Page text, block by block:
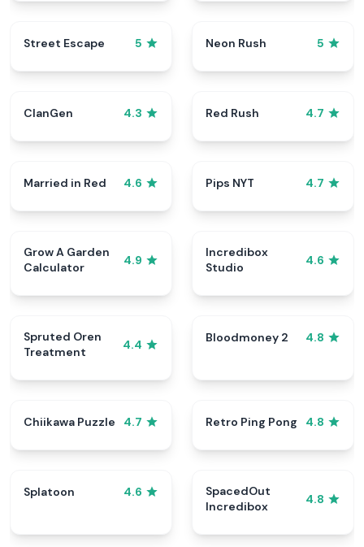
Street Escape 5 Neon Rush 5
ClanGen 4.3 Red Rush 4.7
Married in Red 4.6 Pips NYT 4.7
Grow A Garden
Calculator
4.9
Incredibox
Studio
4.6
Spruted Oren
Treatment
4.4
Bloodmoney 2 4.8
Chiikawa Puzzle 4.7 Retro Ping Pong 4.8
Splatoon 4.6
SpacedOut
Incredibox
4.8